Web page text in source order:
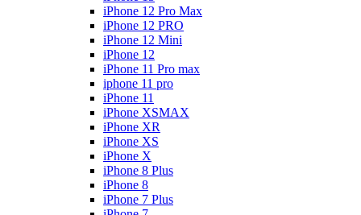
iPhone 12 Pro Max
iPhone 12 PRO
iPhone 12 Mini
iPhone 12
iPhone 11 Pro max
iphone 11 pro
iPhone 11
iPhone XSMAX
iPhone XR
iPhone XS
iPhone X
iPhone 8 Plus
iPhone 8
iPhone 7 Plus